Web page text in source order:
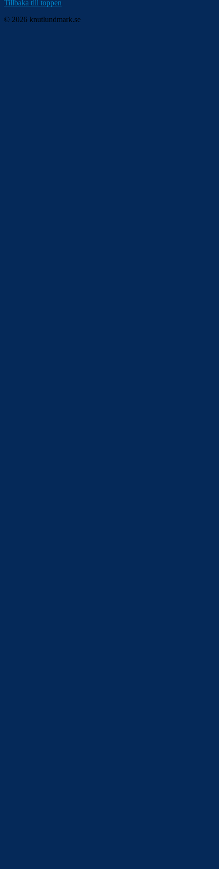
Tillbaka till toppen
© 2026 knutlundmark.se